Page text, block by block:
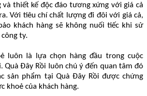
thiết kế độc đáo tương xứng với giá cả
Với tiêu chí chất lượng đi đôi với giá cả,
khách hàng sẽ không nuối tiếc khi sử
ty.
luôn là lựa chọn hàng đầu trong cuộc
Quà Đây Rồi luôn chú ý đến quan tâm đó
sản phẩm tại Quà Đây Rồi được chứng
khoẻ của khách hàng.